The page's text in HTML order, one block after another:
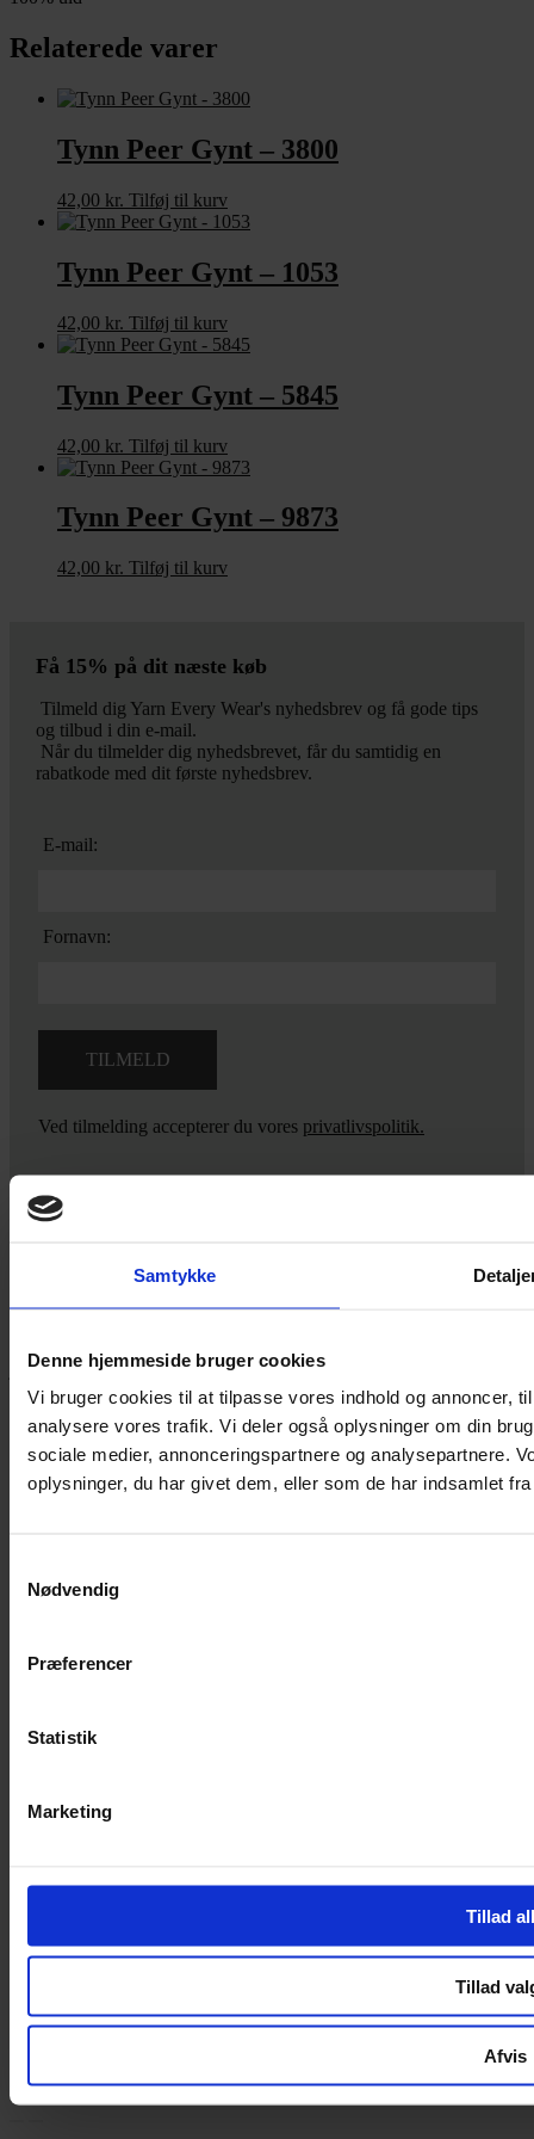
Samtykke
Denne hjemmeside bruger cookies
Vi bruger cookies til at tilpasse vores indhold og annoncer,
analysere vores trafik. Vi deler også oplysninger om din
sociale medier, annonceringspartnere og analysepartnere.
oplysninger, du har givet dem, eller som de har indsamlet
Nødvendig
Præferencer
Statistik
Marketing
Tillad
Tillad
Afvis
Relaterede varer
Tynn Peer Gynt – 3800
42,00 kr. Tilføj til kurv
Tynn Peer Gynt – 1053
42,00 kr. Tilføj til kurv
Tynn Peer Gynt – 5845
42,00 kr. Tilføj til kurv
Tynn Peer Gynt – 9873
42,00 kr. Tilføj til kurv
Få 15% på dit næste køb
Tilmeld dig Yarn Every Wear's nyhedsbrev og få gode tips
og tilbud i din e-mail.
Når du tilmelder dig nyhedsbrevet, får du samtidig en
rabatkode med dit første nyhedsbrev.
E-mail:
Fornavn:
Ved tilmelding accepterer du vores privatlivspolitik.
jeg dig på vej.
Vestergade 12 6270, Tønder
60 51 96 50
post@yarneverywear.dk
CVR 43041649
Cookiepolitik
Cookiepolitik
Copyright © 2022.Design & hosting by Webhuset Ballum ApS